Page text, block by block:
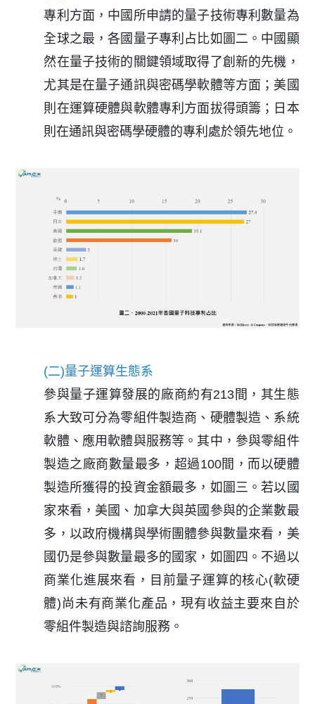
專利方面，中國所申請的量子技術專利數量為
全球之最，各國量子專利占比如圖二。中國顯
然在量子技術的關鍵領域取得了創新的先機，
尤其是在量子通訊與密碼學軟體等方面；美國
則在運算硬體與軟體專利方面拔得頭籌；日本
則在通訊與密碼學硬體的專利處於領先地位。
(二)量子運算生態系
參與量子運算發展的廠商約有213間，其生態
系大致可分為零組件製造商、硬體製造、系統
軟體、應用軟體與服務等。其中，參與零組件
製造之廠商數量最多，超過100間，而以硬體
製造所獲得的投資金額最多，如圖三。若以國
家來看，美國、加拿大與英國參與的企業數最
多，以政府機構與學術團體參與數量來看，美
國仍是參與數量最多的國家，如圖四。不過以
商業化進展來看，目前量子運算的核心(軟硬
體)尚未有商業化產品，現有收益主要來自於
零組件製造與諮詢服務。